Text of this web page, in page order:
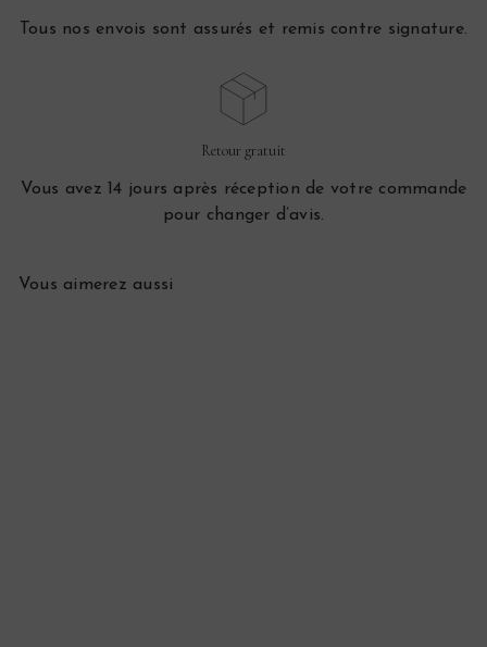
Tous nos envois sont assurés et remis contre signature.
Retour gratuit
Vous avez 14 jours après réception de votre commande
pour changer d’avis.
Vous aimerez aussi